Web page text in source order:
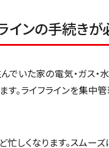
インの手続きが
でいた家の電気・ガス
す。ライフラインを集
忙しくなります。スムー